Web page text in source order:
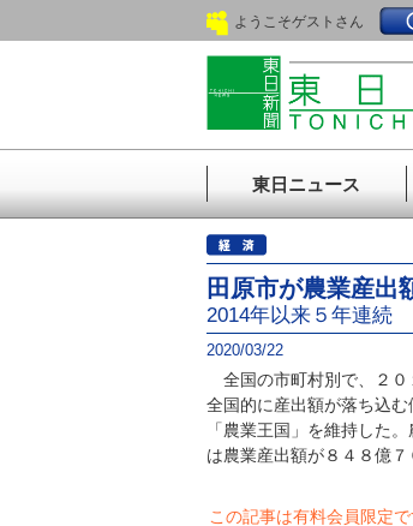
ようこそゲストさん
東日ニュース
田原市が農業産出
2014年以来５年連続
2020/03/22
全国の市町村別で、２０
全国的に産出額が落ち込む
「農業王国」を維持した
は農業産出額が８４８億７
この記事は有料会員限定で